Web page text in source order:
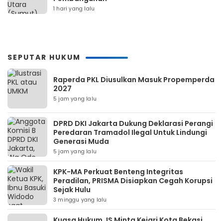
1 hari yang lalu
SEPUTAR HUKUM
Raperda PKL Diusulkan Masuk Propemperda
2027
5 jam yang lalu
DPRD DKI Jakarta Dukung Deklarasi Perangi
Peredaran Tramadol Ilegal Untuk Lindungi
Generasi Muda
5 jam yang lalu
KPK-MA Perkuat Benteng Integritas
Peradilan, PRISMA Disiapkan Cegah Korupsi
Sejak Hulu
3 minggu yang lalu